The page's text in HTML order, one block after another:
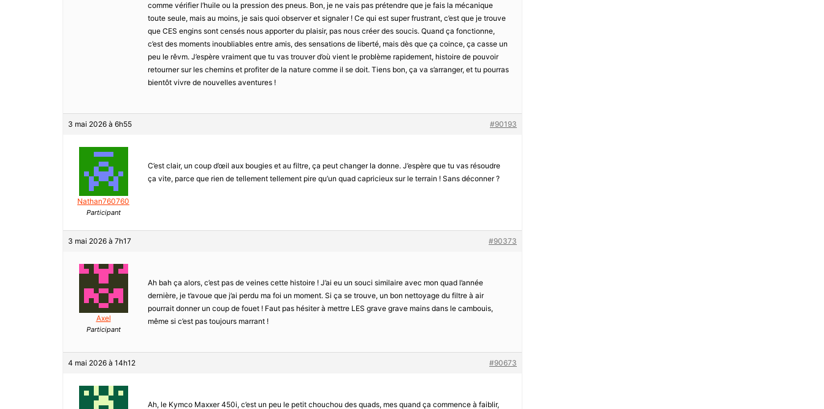
comme vérifier l’huile ou la pression des pneus. Bon, je ne vais pas prétendre que je fais la mécanique
toute seule, mais au moins, je sais quoi observer et signaler ! Ce qui est super frustrant, c’est que je trouve
que CES engins sont censés nous apporter du plaisir, pas nous créer des soucis. Quand ça fonctionne,
c’est des moments inoubliables entre amis, des sensations de liberté, mais dès que ça coince, ça casse un
peu le rêvm. J’espère vraiment que tu vas trouver d’où vient le problème rapidement, histoire de pouvoir
retourner sur les chemins et profiter de la nature comme il se doit. Tiens bon, ça va s’arranger, et tu pourras
bientôt vivre de nouvelles aventures !
3 mai 2026 à 6h55 #90193
Nathan760760
Participant
C’est clair, un coup d’œil aux bougies et au filtre, ça peut changer la donne. J’espère que tu vas résoudre
ça vite, parce que rien de tellement tellement pire qu’un quad capricieux sur le terrain ! Sans déconner ?
3 mai 2026 à 7h17 #90373
Axel
Participant
Ah bah ça alors, c’est pas de veines cette histoire ! J’ai eu un souci similaire avec mon quad l’année
dernière, je t’avoue que j’ai perdu ma foi un moment. Si ça se trouve, un bon nettoyage du filtre à air
pourrait donner un coup de fouet ! Faut pas hésiter à mettre LES grave grave mains dans le cambouis,
même si c’est pas toujours marrant !
4 mai 2026 à 14h12 #90673
Ah, le Kymco Maxxer 450i, c’est un peu le petit chouchou des quads, mes quand ça commence à faiblir,